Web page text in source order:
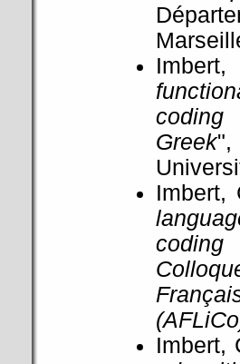
coding
Greek
Imbert,
Imbert,